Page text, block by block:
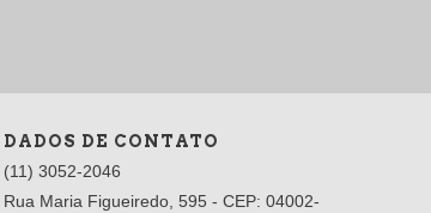
DADOS DE CONTATO
(11) 3052-2046
Rua Maria Figueiredo, 595 - CEP: 04002-